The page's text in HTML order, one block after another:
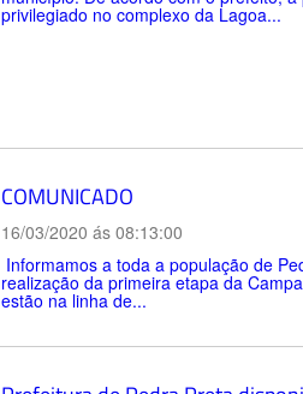
privilegiado no complexo da Lagoa...
COMUNICADO
16/03/2020 ás 08:13:00
Informamos a toda a população de
realização da primeira etapa da
estão na linha de...